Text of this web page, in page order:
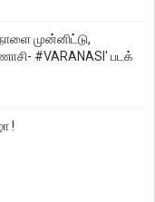
முன்னிட்டு,
#VARANASI' படக்
!